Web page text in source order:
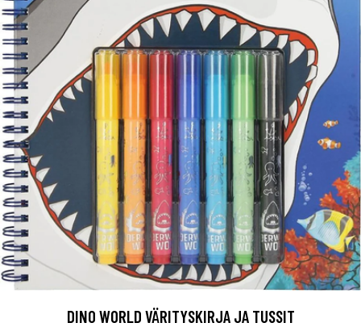
DINO WORLD VÄRITYSKIRJA JA TUSSIT